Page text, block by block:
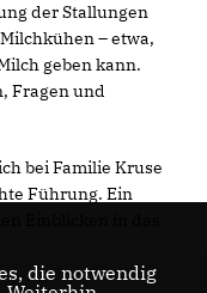
der Stallungen
– etwa,
geben kann.
Fragen und
bei Familie Kruse
Führung. Ein
die notwendig